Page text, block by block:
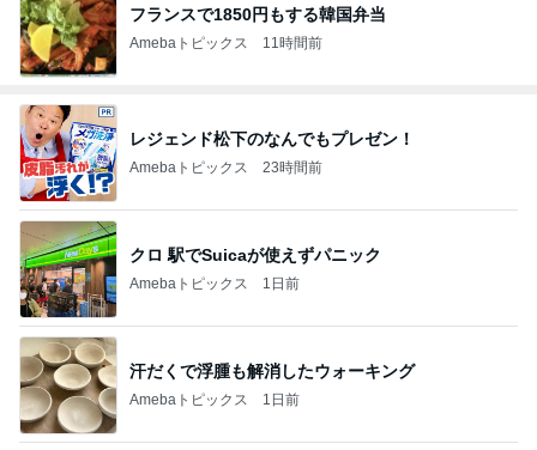
フランスで1850円もする韓国弁当
Amebaトピックス 11時間前
レジェンド松下のなんでもプレゼン！
Amebaトピックス 23時間前
クロ 駅でSuicaが使えずパニック
Amebaトピックス 1日前
汗だくで浮腫も解消したウォーキング
Amebaトピックス 1日前